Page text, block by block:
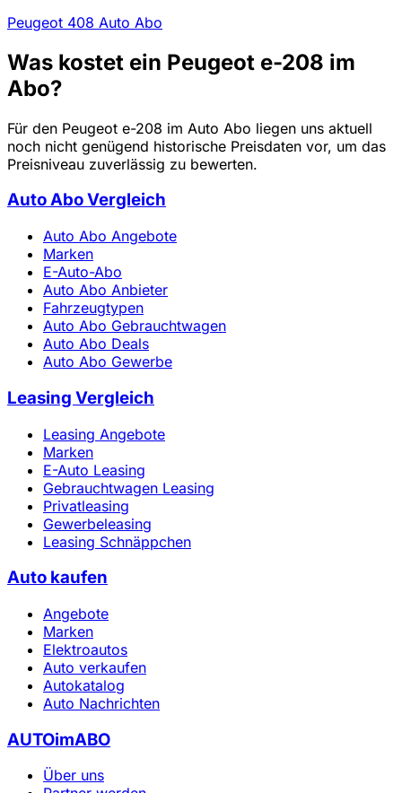
Peugeot 408 Auto Abo
Was kostet ein Peugeot e-208 im
Abo?
Für den Peugeot e-208 im Auto Abo liegen uns aktuell
noch nicht genügend historische Preisdaten vor, um das
Preisniveau zuverlässig zu bewerten.
Auto Abo Vergleich
Auto Abo Angebote
Marken
E-Auto-Abo
Auto Abo Anbieter
Fahrzeugtypen
Auto Abo Gebrauchtwagen
Auto Abo Deals
Auto Abo Gewerbe
Leasing Vergleich
Leasing Angebote
Marken
E-Auto Leasing
Gebrauchtwagen Leasing
Privatleasing
Gewerbeleasing
Leasing Schnäppchen
Auto kaufen
Angebote
Marken
Elektroautos
Auto verkaufen
Autokatalog
Auto Nachrichten
AUTOimABO
Über uns